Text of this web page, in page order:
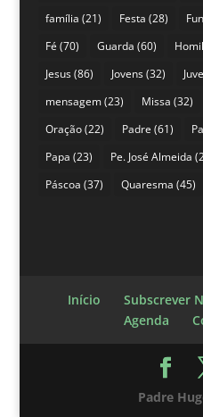
família (21) Festa (28)
Fé (70) Guarda (60)
Jesus(86) Jovens(32)
mensagem(23) Missa (32)
Oração(22) Padre (61)
Papa (23) Pe. José Almeida
Páscoa (37) Quaresma (45)
Início Subscrever
Agenda
Padre